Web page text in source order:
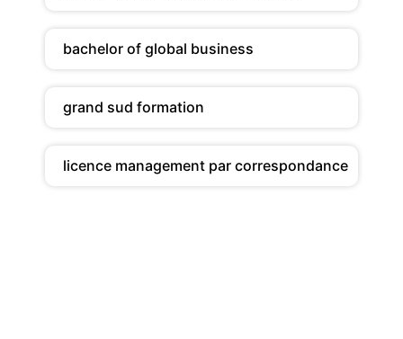
bachelor of global business
grand sud formation
licence management par correspondance